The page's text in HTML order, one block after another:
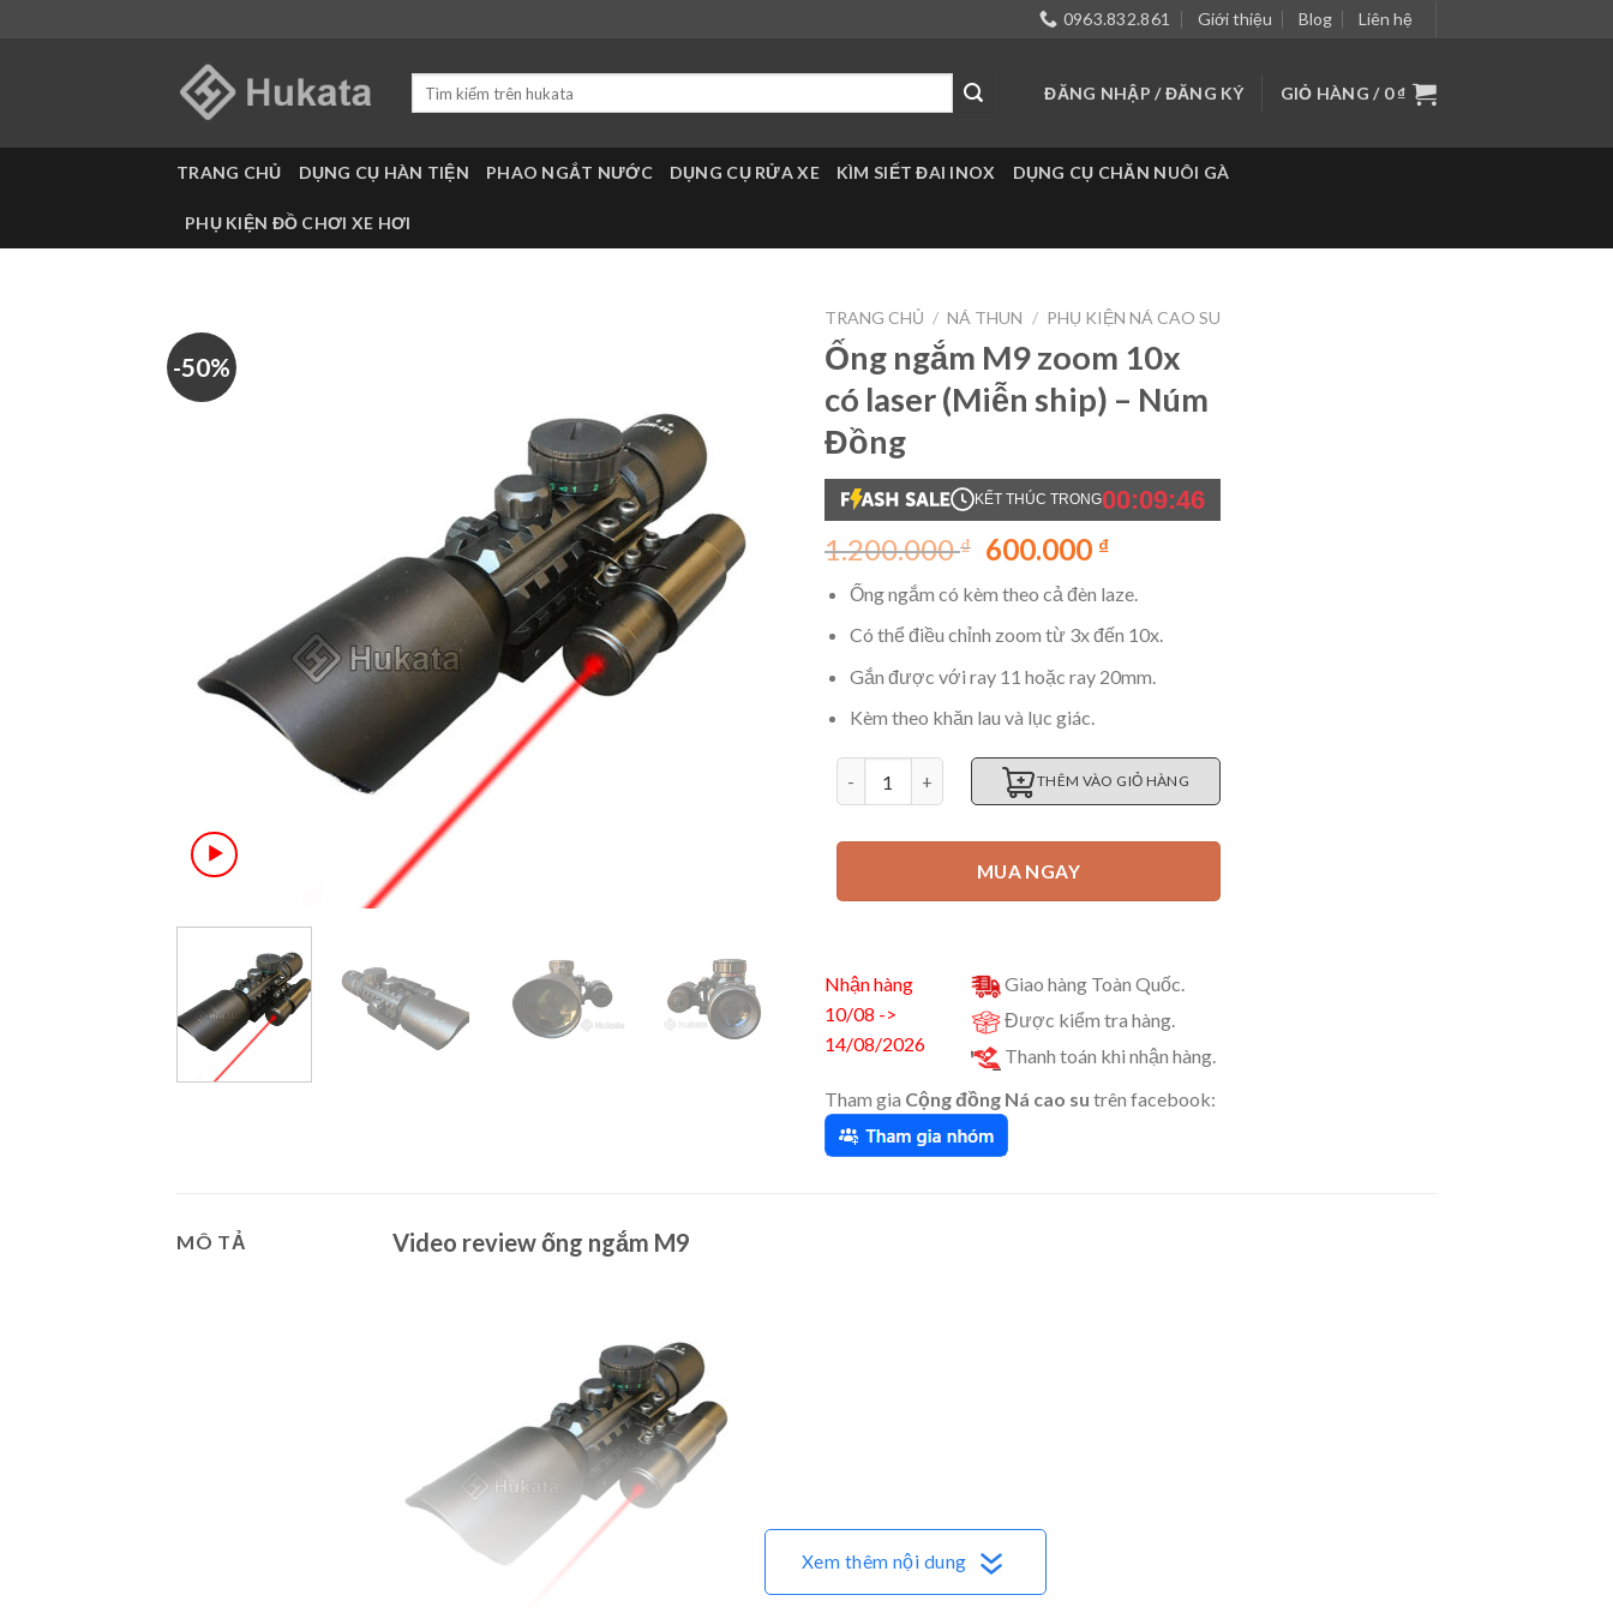
0963.832.861 Giới thiệu Blog Liên hệ
ĐĂNG NHẬP / ĐĂNG KÝ GIỎ HÀNG / 0₫
TRANG CHỦ DỤNG CỤ HÀN TIỆN PHAO NGẮT NƯỚC DỤNG CỤ RỬA XE KÌM SIẾT ĐAI INOX DỤNG CỤ CHĂN NUÔI GÀ
PHỤ KIỆN ĐỒ CHƠI XE HƠI
-50%
TRANG CHỦ / NÁ THUN / PHỤ KIỆN NÁ CAO SU
Ống ngắm M9 zoom 10x
có laser (Miễn ship) – Núm
Đồng
KẾT THÚC TRONG00:09:44
1.200.000₫ Giá
là:
1.200.000 ₫.
600.000 ₫Giá
tại
là:
600.000 ₫.
Ống ngắm có kèm theo cả đèn laze.
Có thể điều chỉnh zoom từ 3x đến 10x.
Gắn được với ray 11 hoặc ray 20mm.
Kèm theo khăn lau và lục giác.
Ống ngắm M9 zoom 10x có laser (Miễn ship) - Núm Đồng số lượng
THÊM VÀO GIỎ HÀNG
MUA NGAY
Nhận hàng
10/08 ->
14/08/2026
Giao hàng Toàn Quốc.
Được kiểm tra hàng.
Thanh toán khi nhận hàng.
Tham gia Cộng đồng Ná cao su trên facebook:
MÔ TẢ Video review ống ngắm M9
Xem thêm nội dung